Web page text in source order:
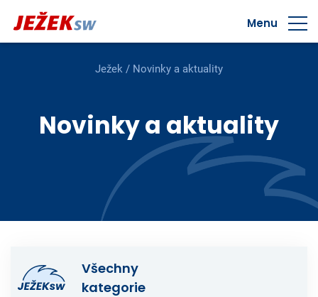
Menu
Ježek / Novinky a aktuality
Novinky a aktuality
Všechny
kategorie